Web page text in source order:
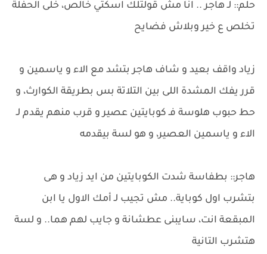
حلم:: لـ هاجر .. انا مش قولتلك اسكتي خالص، خلى الحفلة
تخلص ع خير وبلاش فضايح
زياد واقف بعيد و شاف هاجر بتشد مع الاء و ياسمين و
قرر يفك المشدة اللى بين التلاتة بس بطريقة الكوارث، و
حط حبوب هلوسة فـ كوبايتين عصير و قرب منهم يقدم لـ
الاء و ياسمين العصير، و هو لسة بيقدمه
هاجر:: بطفاسة شدت الكوبايتين من ايد زياد و هى
بتشرب اول كوباية.. مش تجيب لـ أمك الاول يا ابن
المبقعة انت، سايبنى عطشانة و جايب لهم هما.. و لسة
هتشرب التانية